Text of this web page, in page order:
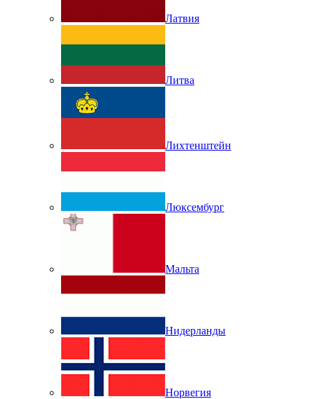
Латвия
Литва
Лихтенштейн
Люксембург
Мальта
Нидерланды
Норвегия